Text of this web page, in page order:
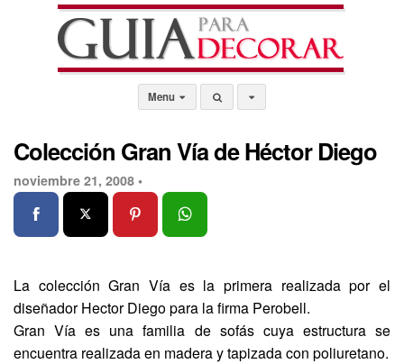
Menu
Colección Gran Vía de Héctor Diego
noviembre 21, 2008 •
La colección Gran Vía es la primera realizada por el
diseñador Hector Diego para la firma Perobell.
Gran Vía es una familia de sofás cuya estructura se
encuentra realizada en madera y tapizada con poliuretano.